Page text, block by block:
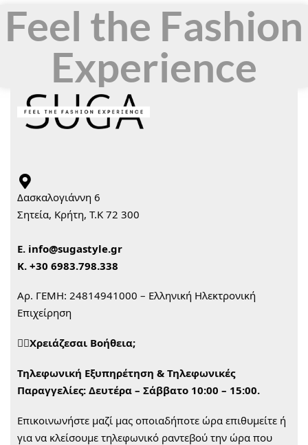
Feel the Fashion
Experience
Δασκαλογιάννη 6
Σητεία, Κρήτη, Τ.Κ 72 300
Ε. info@sugastyle.gr
Κ. +30 6983.798.338
Αρ. ΓΕΜΗ: 24814941000 – Ελληνική Ηλεκτρονική
Επιχείρηση
🙋‍♀️Χρειάζεσαι Βοήθεια;
Τηλεφωνική Εξυπηρέτηση & Τηλεφωνικές
Παραγγελίες: Δευτέρα – Σάββατο 10:00 – 15:00.
Επικοινωνήστε μαζί μας οποιαδήποτε ώρα επιθυμείτε ή
για να κλείσουμε τηλεφωνικό ραντεβού την ώρα που